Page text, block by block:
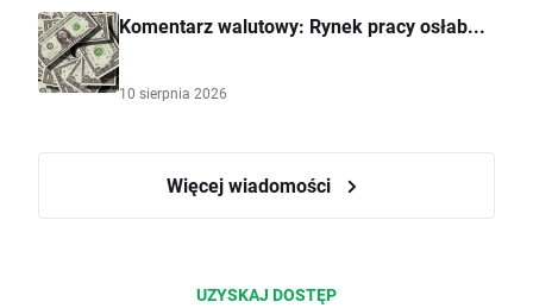
Komentarz walutowy: Rynek pracy osłab...
10 sierpnia 2026
Więcej wiadomości
UZYSKAJ DOSTĘP